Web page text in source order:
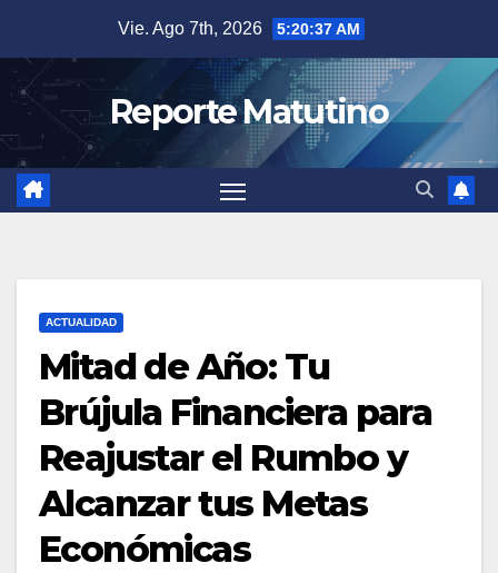
contenido
Vie. Ago 7th, 2026 5:20:38 AM
Reporte Matutino
ACTUALIDAD
Mitad de Año: Tu
Brújula Financiera para
Reajustar el Rumbo y
Alcanzar tus Metas
Económicas